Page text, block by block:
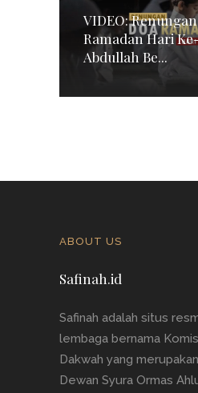
VIDEO:
Ramadan Hari
Abdullah Be...
ABOUT US
Safinah.id
Safinah adalah situs
lembaga bernama
Dakwah yang
Dewan Syura Ormas